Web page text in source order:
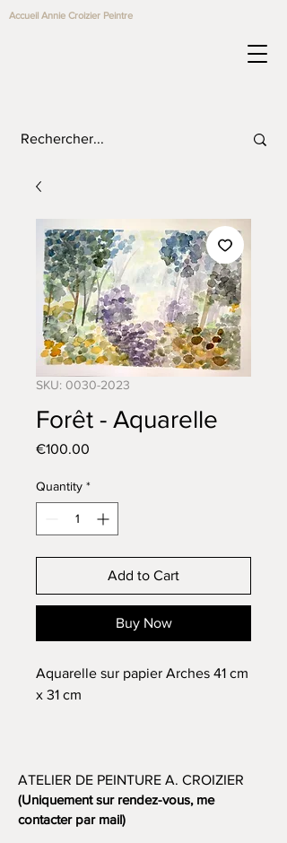
Accueil Annie Croizier Peintre
SKU: 0030-2023
Forêt - Aquarelle
€100.00
Quantity *
Add to Cart
Buy Now
Aquarelle sur papier Arches 41 cm
x 31 cm
ATELIER DE PEINTURE A. CROIZIER
(Uniquement sur rendez-vous, me
contacter par mail)